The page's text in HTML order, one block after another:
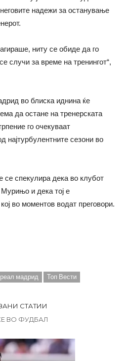
надежи за останување
ниту се обиде да го
случи за време на тренингот“,
во блиска иднина ќе
да остане на тренерската
го очекуваат
најтурбулентните сезони во
се спекулира дека во клубот
и дека тој е
во моментов водат преговори.
реал мадрид Топ Вести
СТАТИИ
ВО ФУДБАЛ